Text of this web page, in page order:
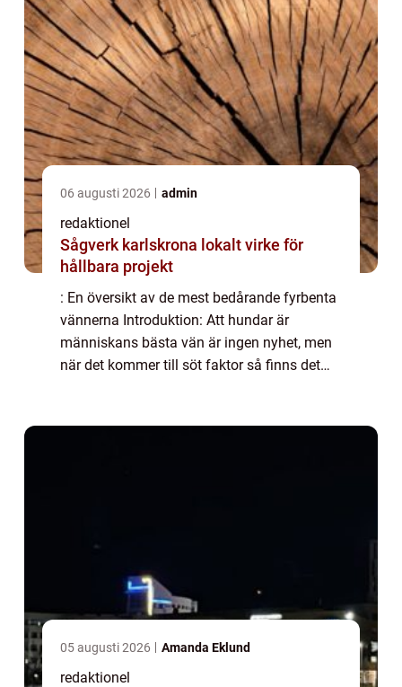
06 augusti 2026 admin
redaktionel
Sågverk karlskrona lokalt virke för
hållbara projekt
: En översikt av de mest bedårande fyrbenta
vännerna Introduktion: Att hundar är
människans bästa vän är ingen nyhet, men
när det kommer till söt faktor så finns det
05 augusti 2026 Amanda Eklund
redaktionel